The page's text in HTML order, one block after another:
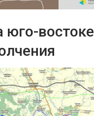
юго-востоке